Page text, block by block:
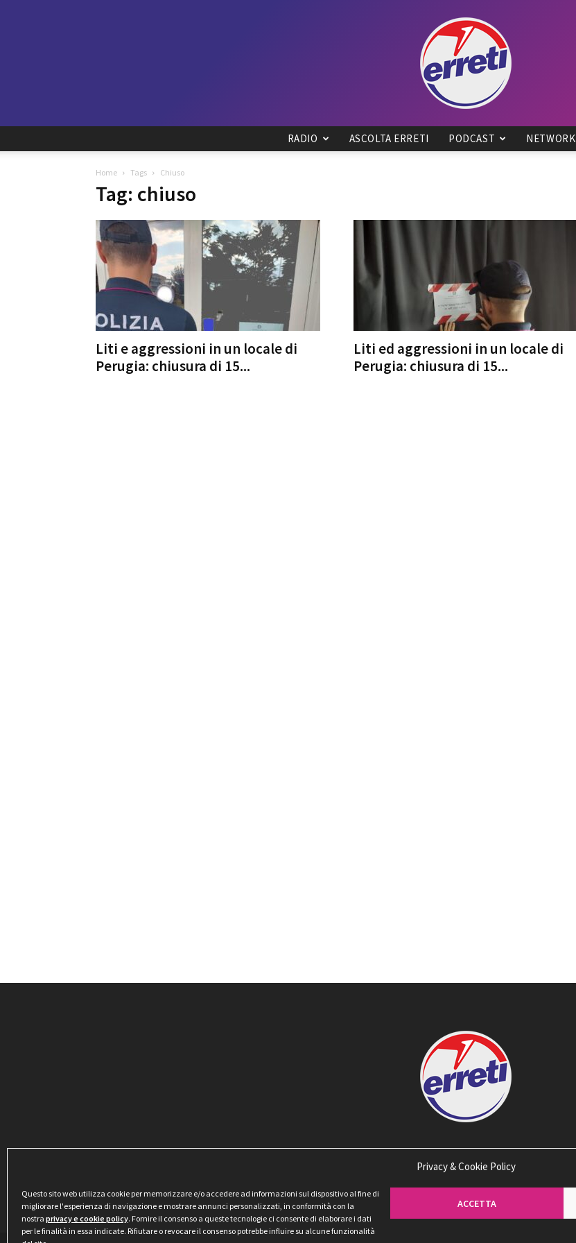
Privacy & Cookie Policy
Questo sito web utilizza cookie per memorizzare e/o accedere ad informazioni sul dispositivo al fine di
migliorare l'esperienza di navigazione e mostrare annunci personalizzati, in conformità con la
nostra privacy e cookie policy. Fornire il consenso a queste tecnologie ci consente di elaborare i dati
per le finalità in essa indicate. Rifiutare o revocare il consenso potrebbe influire su alcune funzionalità
ACCETTA
RADIO ASCOLTA ERRETI PODCAST NETWORK
Home Tags Chiuso
Tag: chiuso
Liti e aggressioni in un locale di
Perugia: chiusura di 15...
Liti ed aggressioni in un locale di
Perugia: chiusura di 15...